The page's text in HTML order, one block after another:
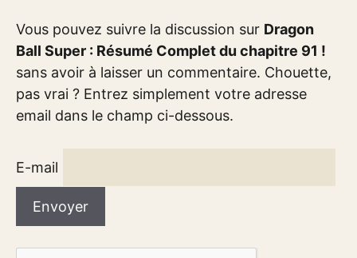
Vous pouvez suivre la discussion sur Dragon
Ball Super : Résumé Complet du chapitre 91 !
sans avoir à laisser un commentaire. Chouette,
pas vrai ? Entrez simplement votre adresse
email dans le champ ci-dessous.
E-mail